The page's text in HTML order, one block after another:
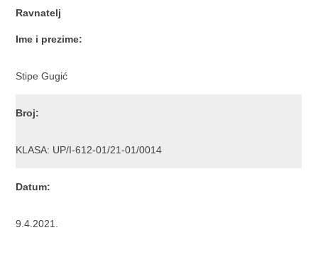
Ravnatelj
Ime i prezime:
Stipe Gugić
Broj:
KLASA: UP/I-612-01/21-01/0014
Datum:
9.4.2021.